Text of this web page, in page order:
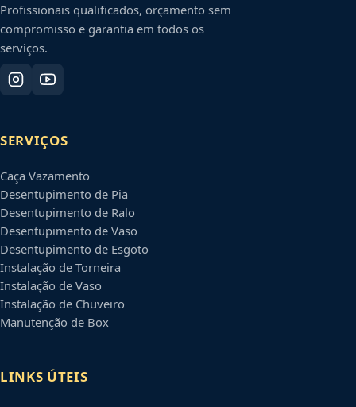
Profissionais qualificados, orçamento sem
compromisso e garantia em todos os
serviços.
SERVIÇOS
Caça Vazamento
Desentupimento de Pia
Desentupimento de Ralo
Desentupimento de Vaso
Desentupimento de Esgoto
Instalação de Torneira
Instalação de Vaso
Instalação de Chuveiro
Manutenção de Box
LINKS ÚTEIS